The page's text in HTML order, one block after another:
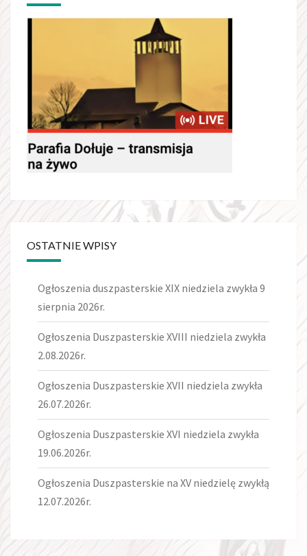
OSTATNIE WPISY
Ogłoszenia duszpasterskie XIX niedziela zwykła 9
sierpnia 2026r.
Ogłoszenia Duszpasterskie XVIII niedziela zwykła
2.08.2026r.
Ogłoszenia Duszpasterskie XVII niedziela zwykła
26.07.2026r.
Ogłoszenia Duszpasterskie XVI niedziela zwykła
19.06.2026r.
Ogłoszenia Duszpasterskie na XV niedzielę zwykłą
12.07.2026r.